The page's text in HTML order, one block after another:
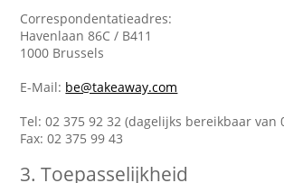
Correspondentatieadres:
Havenlaan 86C / B411
1000 Brussels
E-Mail: be@takeaway.com
Tel: 02 375 92 32 (dagelijks bereikbaar van
Fax: 02 375 99 43
3. Toepasselijkheid